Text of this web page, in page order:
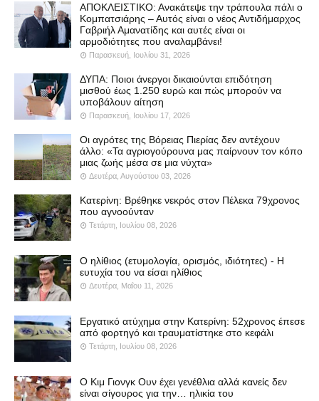
ΑΠΟΚΛΕΙΣΤΙΚΟ: Ανακάτεψε την τράπουλα πάλι ο
Κομπατσιάρης – Αυτός είναι ο νέος Αντιδήμαρχος
Γαβριήλ Αμανατίδης και αυτές είναι οι
αρμοδιότητες που αναλαμβάνει!
Παρασκευή, Ιουλίου 31, 2026
ΔΥΠΑ: Ποιοι άνεργοι δικαιούνται επιδότηση
μισθού έως 1.250 ευρώ και πώς μπορούν να
υποβάλουν αίτηση
Παρασκευή, Ιουλίου 17, 2026
Οι αγρότες της Βόρειας Πιερίας δεν αντέχουν
άλλο: «Τα αγριογούρουνα μας παίρνουν τον κόπο
μιας ζωής μέσα σε μια νύχτα»
Δευτέρα, Αυγούστου 03, 2026
Κατερίνη: Βρέθηκε νεκρός στον Πέλεκα 79χρονος
που αγνοούνταν
Τετάρτη, Ιουλίου 08, 2026
Ο ηλίθιος (ετυμολογία, ορισμός, ιδιότητες) - Η
ευτυχία του να είσαι ηλίθιος
Δευτέρα, Μαΐου 11, 2026
Εργατικό ατύχημα στην Κατερίνη: 52χρονος έπεσε
από φορτηγό και τραυματίστηκε στο κεφάλι
Τετάρτη, Ιουλίου 08, 2026
Ο Κιμ Γιονγκ Ουν έχει γενέθλια αλλά κανείς δεν
είναι σίγουρος για την… ηλικία του